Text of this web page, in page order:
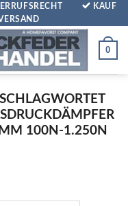
KAUF
0
100N-1.250N